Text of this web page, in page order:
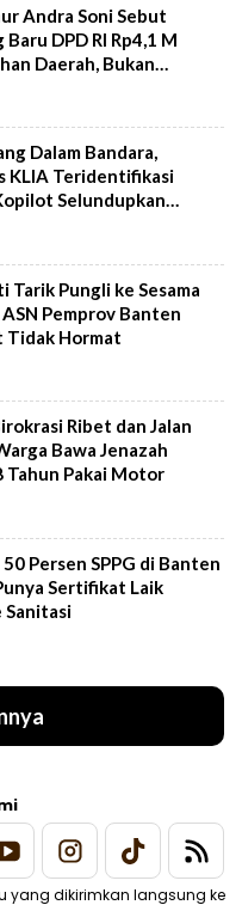
Andra Soni Sebut
Baru DPD RI Rp4,1 M
Daerah, Bukan
Dalam Bandara,
KLIA Teridentifikasi
Selundupkan
Indonesia
Tarik Pungli ke Sesama
ASN Pemprov Banten
Tidak Hormat
Ribet dan Jalan
Bawa Jenazah
Tahun Pakai Motor
Persen SPPG di Banten
Sertifikat Laik
Sanitasi
yang dikirimkan langsung ke